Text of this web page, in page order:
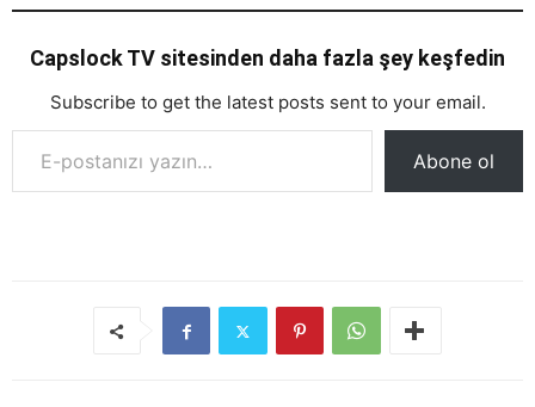
Capslock TV sitesinden daha fazla şey keşfedin
Subscribe to get the latest posts sent to your email.
E-postanızı yazın…
Abone ol